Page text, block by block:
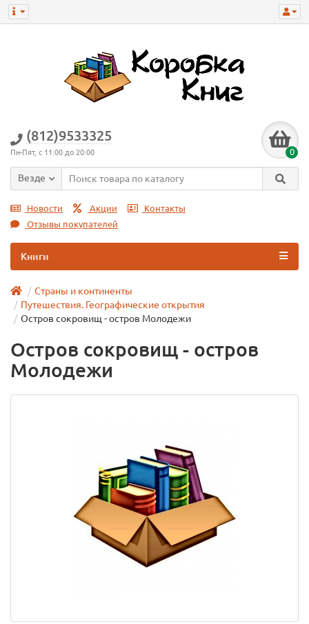
(812)9533325
Пн-Пят, с 11:00 до 20:00 0
Везде
Новости Акции
Контакты
Отзывы покупателей
Книги
Страны и континенты
Путешествия. Географические открытия
Остров сокровищ - остров Молодежи
Остров сокровищ - остров
Молодежи